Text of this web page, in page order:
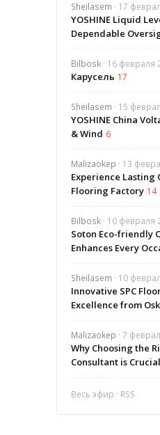
Sheilasem · 17
YOSHINE Liquid
Dependable
Bilbosk · 16 февраля
Карусель 17
Sheilasem · 15
YOSHINE China
& Wind 6
Malizaokep · 13
Experience Lasting
Flooring Factory 14
Bilbosk · 10 февраля
Soton Eco-friendly
Enhances Every
Sheilasem · 10
Innovative SPC
Excellence from Osk
Malizaokep · 7
Why Choosing the
Consultant is Crucial
Весь эфир · RSS